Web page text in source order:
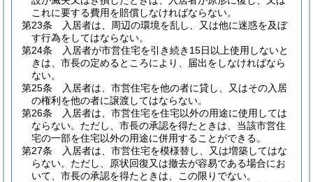
これに要する費用を賠償しなければならない。
第23条
入居者は、周辺の環境を乱し、又は他に迷惑を及ぼ
す行為をしてはならない。
第24条
入居者が市営住宅を引き続き15日以上使用しないと
きは、市長の定めるところにより、届出をしなければなら
ない。
第25条
入居者は、市営住宅を他の者に貸し、又はその入居
の権利を他の者に譲渡してはならない。
第26条
入居者は、市営住宅を住宅以外の用途に使用しては
ならない。 ただし、市長の承認を得たときは、当該市営住
宅の一部を住宅以外の用途に併用することができる。
第27条
入居者は、市営住宅を模様替し、又は増築してはな
らない。 ただし、原状回復又は撤去が容易である場合にお
いて、市長の承認を得たときは、この限りでない。